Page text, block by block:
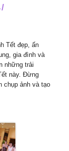
Tết đẹp, ấn
gia đình và
những trải
này. Đừng
chụp ảnh và tạo